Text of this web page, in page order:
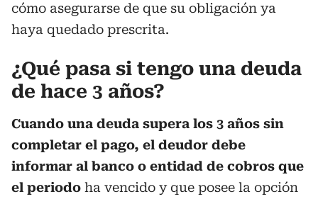
cómo asegurarse de que su obligación ya
haya quedado prescrita.
¿Qué pasa si tengo una deuda
de hace 3 años?
Cuando una deuda supera los 3 años sin
completar el pago, el deudor debe
informar al banco o entidad de cobros que
el periodo ha vencido y que posee la opción